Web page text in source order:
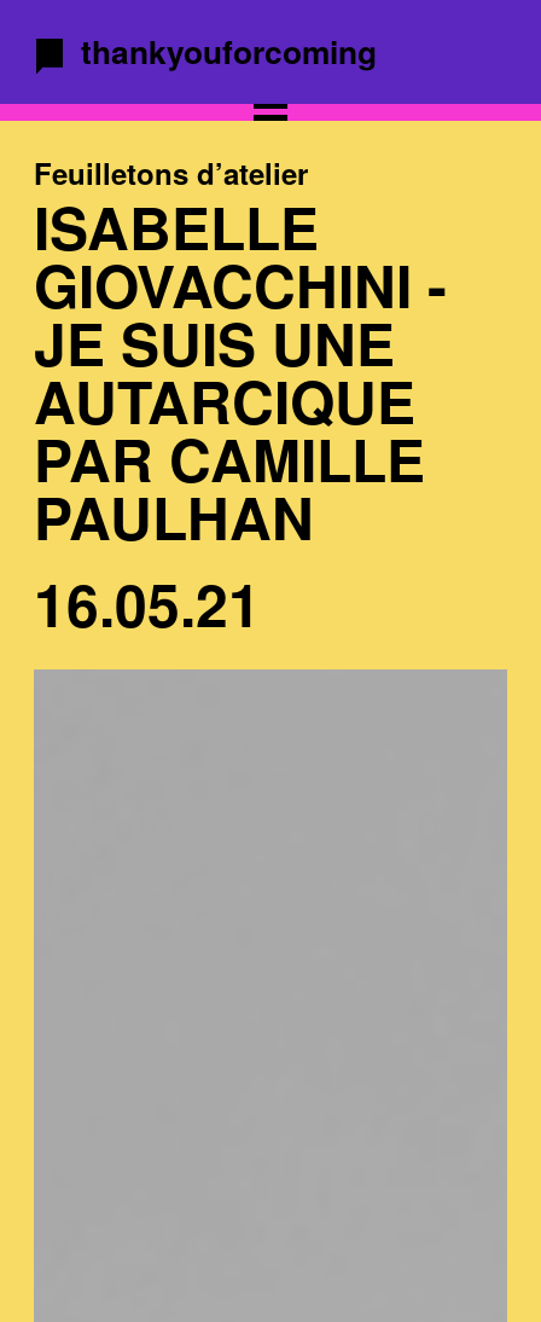
thankyouforcoming
Feuilletons d’atelier
ISABELLE
GIOVACCHINI -
JE SUIS UNE
AUTARCIQUE
PAR CAMILLE
PAULHAN
16.05.21